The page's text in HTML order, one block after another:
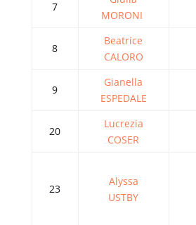
7
MORONI
8
Beatrice
CALORO
9
Gianella
ESPEDALE
20
Lucrezia
COSER
23
Alyssa
USTBY